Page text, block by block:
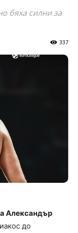
бяха силни за
337
Александър
до